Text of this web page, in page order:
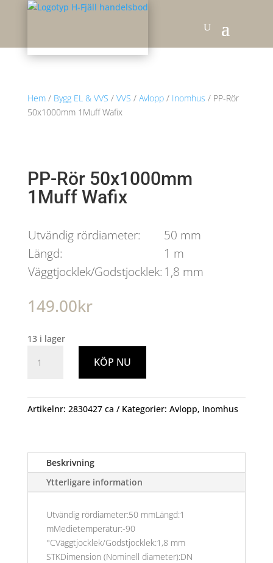
Hem/ Bygg EL & VVS / VVS / Avlopp/ Inomhus / PP-Rör
50x1000mm 1Muff Wafix
PP-Rör 50x1000mm
1Muff Wafix
Utvändig rördiameter:
50 mm
Längd:
1 m
Väggtjocklek/Godstjocklek: 1,8 mm
149.00kr
13 i lager
Rör
Wafix
KÖP NU
Artikelnr: 2830427 ca Kategorier: Avlopp, Inomhus
Beskrivning
Ytterligare information
Utvändig rördiameter:50 mmLängd:1
mMedietemperatur:-90
°CVäggtjocklek/Godstjocklek:1,8 mm
STKDimension (Nominell diameter):DN